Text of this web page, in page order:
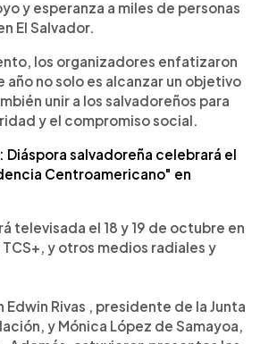
y esperanza a miles de personas
El Salvador.
los organizadores enfatizaron
año no solo es alcanzar un objetivo
unir a los salvadoreños para
y el compromiso social.
Diáspora salvadoreña celebrará el
Centroamericano" en
televisada el 18 y 19 de octubre en
TCS+, y otros medios radiales y
Rivas , presidente de la Junta
y Mónica López de Samayoa,